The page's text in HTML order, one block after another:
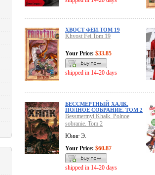
ХВОСТ ФЕИ.ТОМ 19
Khvost Fei.Tom 19
Your Price: $33.85
shipped in 14-20 days
БЕССМЕРТНЫЙ ХАЛК.
ПОЛНОЕ СОБРАНИЕ. ТОМ 2
Bessmertnyi Khalk. Polnoe
sobranie. Tom 2
Юинг Э.
Your Price: $60.87
shipped in 14-20 days